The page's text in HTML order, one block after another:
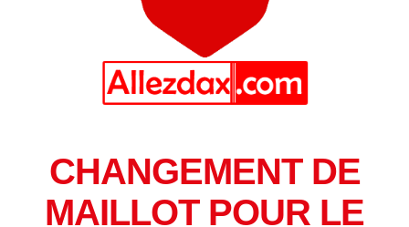
CHANGEMENT DE
MAILLOT POUR LE